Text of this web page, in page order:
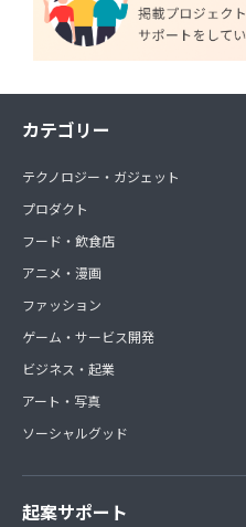
カテゴリー
テクノロジー・ガジェット
プロダクト
フード・飲食店
アニメ・漫画
ファッション
ゲーム・サービス開発
ビジネス・起業
アート・写真
ソーシャルグッド
起案サポート